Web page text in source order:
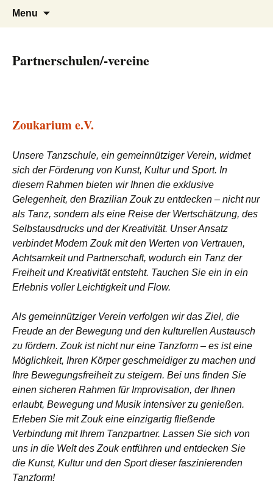
Forrózin Freiburg
Tanzen, Musik und Lebensgefühl für
Breisgau-BrasilianerInnen
Menu
Partnerschulen/-vereine
Zoukarium e.V.
Unsere Tanzschule, ein gemeinnütziger Verein, widmet
sich der Förderung von Kunst, Kultur und Sport. In
diesem Rahmen bieten wir Ihnen die exklusive
Gelegenheit, den Brazilian Zouk zu entdecken – nicht nur
als Tanz, sondern als eine Reise der Wertschätzung, des
Selbstausdrucks und der Kreativität. Unser Ansatz
verbindet Modern Zouk mit den Werten von Vertrauen,
Achtsamkeit und Partnerschaft, wodurch ein Tanz der
Freiheit und Kreativität entsteht. Tauchen Sie ein in ein
Erlebnis voller Leichtigkeit und Flow.
Als gemeinnütziger Verein verfolgen wir das Ziel, die
Freude an der Bewegung und den kulturellen Austausch
zu fördern. Zouk ist nicht nur eine Tanzform – es ist eine
Möglichkeit, Ihren Körper geschmeidiger zu machen und
Ihre Bewegungsfreiheit zu steigern. Bei uns finden Sie
einen sicheren Rahmen für Improvisation, der Ihnen
erlaubt, Bewegung und Musik intensiver zu genießen.
Erleben Sie mit Zouk eine einzigartig fließende
Verbindung mit Ihrem Tanzpartner. Lassen Sie sich von
uns in die Welt des Zouk entführen und entdecken Sie
die Kunst, Kultur und den Sport dieser faszinierenden
Tanzform!